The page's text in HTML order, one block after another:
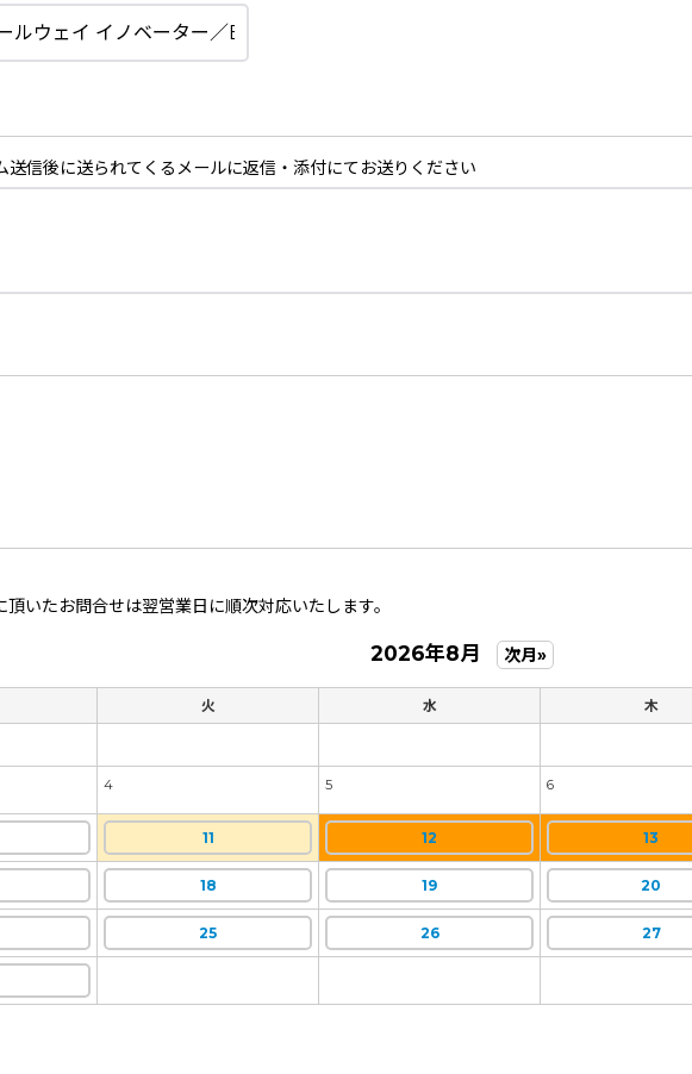
信後に送られてくるメールに返信・添付にてお送りください
いたお問合せは翌営業日に順次対応いたします。
2026年8月 次月»
火 水 木
4 5 6
11 12 13
18 19 20
25 26 27